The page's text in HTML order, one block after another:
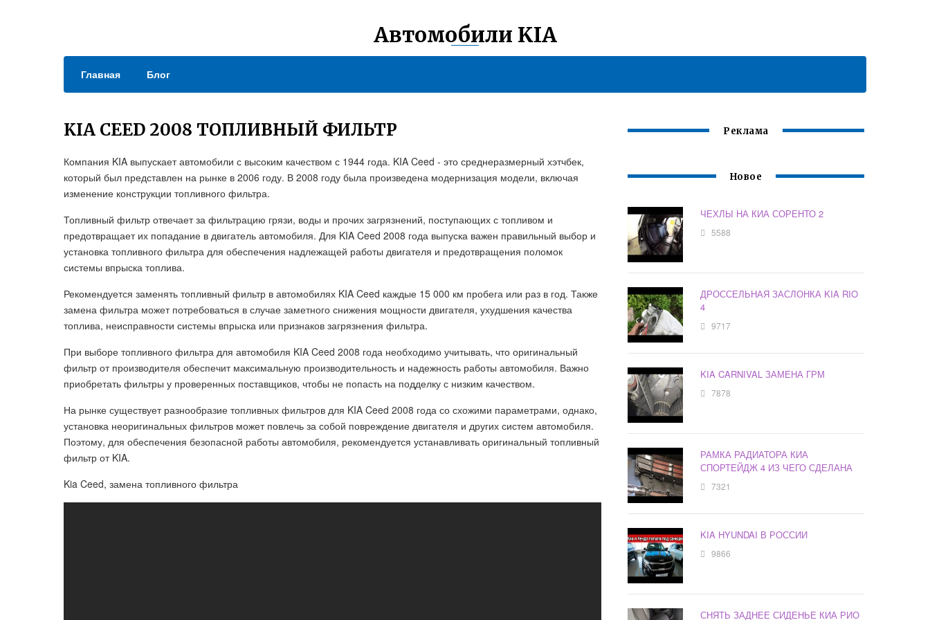
Автомобили KIA
Главная Блог
KIA CEED 2008 ТОПЛИВНЫЙ ФИЛЬТР
Компания KIA выпускает автомобили с высоким качеством с 1944 года. KIA Ceed - это среднеразмерный хэтчбек,
который был представлен на рынке в 2006 году. В 2008 году была произведена модернизация модели, включая
изменение конструкции топливного фильтра.
Топливный фильтр отвечает за фильтрацию грязи, воды и прочих загрязнений, поступающих с топливом и
предотвращает их попадание в двигатель автомобиля. Для KIA Ceed 2008 года выпуска важен правильный выбор и
установка топливного фильтра для обеспечения надлежащей работы двигателя и предотвращения поломок
системы впрыска топлива.
Рекомендуется заменять топливный фильтр в автомобилях KIA Ceed каждые 15 000 км пробега или раз в год. Также
замена фильтра может потребоваться в случае заметного снижения мощности двигателя, ухудшения качества
топлива, неисправности системы впрыска или признаков загрязнения фильтра.
При выборе топливного фильтра для автомобиля KIA Ceed 2008 года необходимо учитывать, что оригинальный
фильтр от производителя обеспечит максимальную производительность и надежность работы автомобиля. Важно
приобретать фильтры у проверенных поставщиков, чтобы не попасть на подделку с низким качеством.
На рынке существует разнообразие топливных фильтров для KIA Ceed 2008 года со схожими параметрами, однако,
установка неоригинальных фильтров может повлечь за собой повреждение двигателя и других систем автомобиля.
Поэтому, для обеспечения безопасной работы автомобиля, рекомендуется устанавливать оригинальный топливный
фильтр от KIA.
Kia Ceed, замена топливного фильтра
Реклама
Новое
ЧЕХЛЫ НА КИА СОРЕНТО 2
5588
ДРОССЕЛЬНАЯ ЗАСЛОНКА KIA RIO
4
9717
KIA CARNIVAL ЗАМЕНА ГРМ
7878
РАМКА РАДИАТОРА КИА
СПОРТЕЙДЖ 4 ИЗ ЧЕГО СДЕЛАНА
7321
KIA HYUNDAI В РОССИИ
9866
СНЯТЬ ЗАДНЕЕ СИДЕНЬЕ КИА РИО